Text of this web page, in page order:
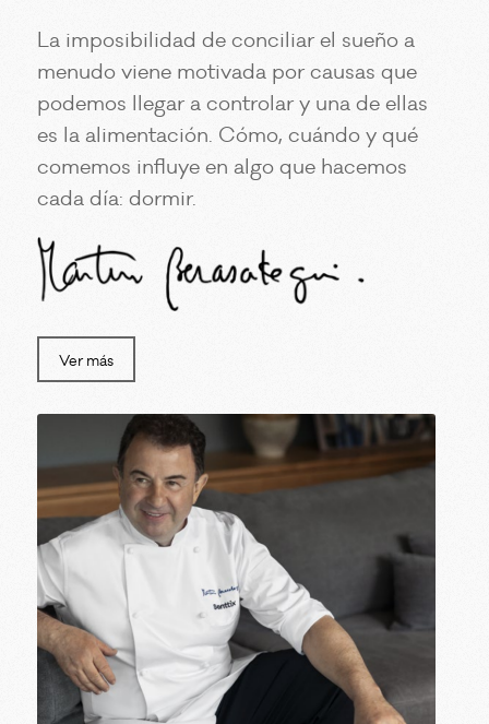
La imposibilidad de conciliar el sueño a
menudo viene motivada por causas que
podemos llegar a controlar y una de ellas
es la alimentación. Cómo, cuándo y qué
comemos influye en algo que hacemos
cada día: dormir.
Ver más